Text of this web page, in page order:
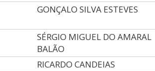
GONÇALO SILVA ESTEVES
SÉRGIO MIGUEL DO AMARAL
BALÃO
RICARDO CANDEIAS